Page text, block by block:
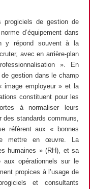
de gestion de
d’équipement dans
y répond souvent à la
avec en arrière-plan
». En
gestion dans le champ
image employeur » et la
constituent pour les
à normaliser leurs
des standards communs,
réfèrent aux « bonnes
mettre en œuvre. La
humaines » (RH), et sa
aux opérationnels sur le
propices à l’usage de
et consultants